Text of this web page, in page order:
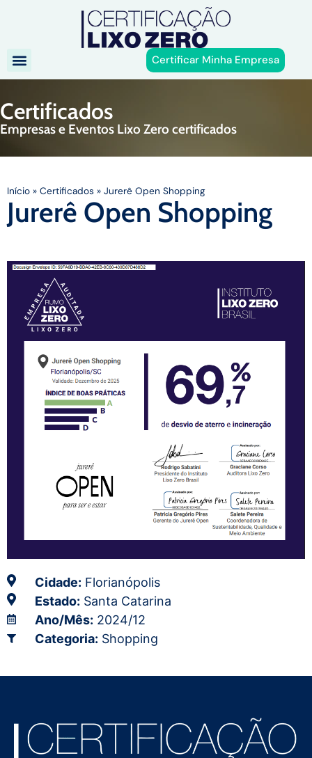
Certificar Minha Empresa
Certificados
Empresas e Eventos Lixo Zero certificados
Início » Certificados » Jurerê Open Shopping
Jurerê Open Shopping
Cidade: Florianópolis
Estado: Santa Catarina
Ano/Mês: 2024/12
Categoria: Shopping